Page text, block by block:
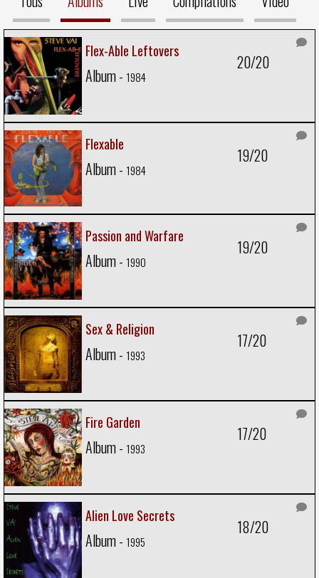
Flex-Able Leftovers
Album - 1984
20/20
Flexable
Album - 1984
19/20
Passion and Warfare
Album - 1990
19/20
Sex & Religion
Album - 1993
17/20
Fire Garden
Album - 1993
17/20
Alien Love Secrets
Album - 1995
18/20